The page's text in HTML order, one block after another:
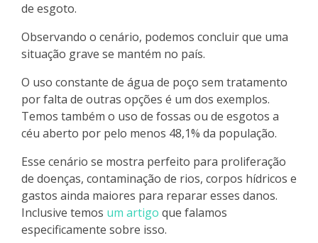
de esgoto.
Observando o cenário, podemos concluir que uma
situação grave se mantém no país.
O uso constante de água de poço sem tratamento
por falta de outras opções é um dos exemplos.
Temos também o uso de fossas ou de esgotos a
céu aberto por pelo menos 48,1% da população.
Esse cenário se mostra perfeito para proliferação
de doenças, contaminação de rios, corpos hídricos e
gastos ainda maiores para reparar esses danos.
Inclusive temos um artigo que falamos
especificamente sobre isso.